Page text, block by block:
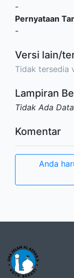
-
Pernyataan
-
Versi lain/
Tidak tersedia
Lampiran
Tidak Ada Data
Komentar
Anda